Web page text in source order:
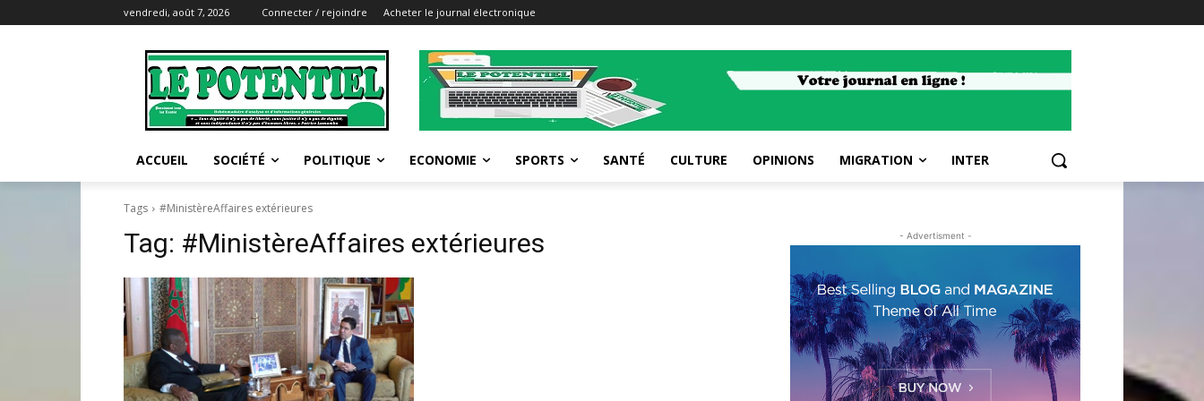
vendredi, août 7, 2026 Connecter / rejoindre Acheter le journal électronique
ACCUEIL SOCIÉTÉ POLITIQUE ECONOMIE SPORTS SANTÉ CULTURE OPINIONS MIGRATION INTER
Tags #MinistèreAffaires extérieures
Tag: #MinistèreAffaires extérieures - Advertisment -